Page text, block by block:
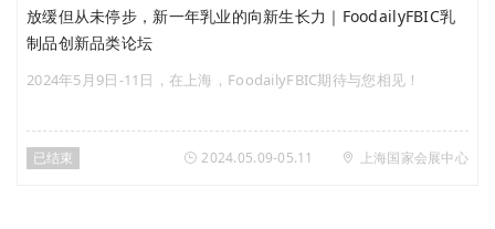
放缓但从未停步，新一年乳业的向新生长力｜FoodailyFBIC乳
制品创新品类论坛
2024年5月9日-11日，在上海，FoodailyFBIC期待与您相见！
已结束 2024.05.09-05.11 上海国家会展中心